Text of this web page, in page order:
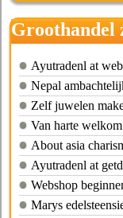
Groothandel
onderdelen
Ayutradenl at
Nepal
Zelf juwelen
Van harte
About asia
Ayutradenl at
Webshop
Marys